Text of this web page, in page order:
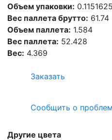
Объем упаковки: 0.1151625
Вес паллета брутто: 61.74
Объем паллета: 1.584
Вес паллета: 52.428
Вес: 4.369
Заказать
Сообщить о
Другие цвета